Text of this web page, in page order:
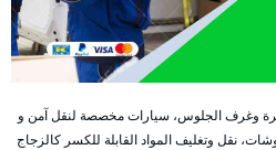
وغرف الجلوس، سيارات مخصصة لنقل آمن و
نقل وتغليف المواد القابلة للكسر كالزجاج